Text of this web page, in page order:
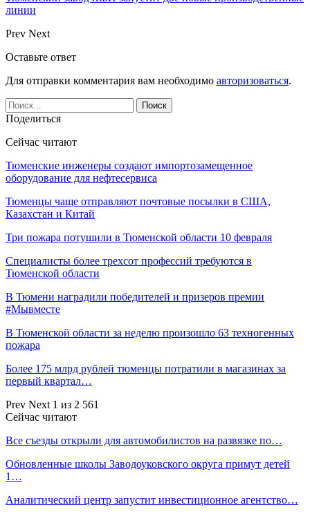
линии
Prev Next
Оставьте ответ
Для отправки комментария вам необходимо авторизоваться.
Поделиться
Сейчас читают
Тюменские инженеры создают импортозамещенное
оборудование для нефтесервиса
Тюменцы чаще отправляют почтовые посылки в США,
Казахстан и Китай
Три пожара потушили в Тюменской области 10 февраля
Специалисты более трехсот профессий требуются в
Тюменской области
В Тюмени наградили победителей и призеров премии
#Мывместе
В Тюменской области за неделю произошло 63 техногенных
пожара
Более 175 млрд рублей тюменцы потратили в магазинах за
первый квартал…
Prev Next 1 из 2 561
Сейчас читают
Все съезды открыли для автомобилистов на развязке по…
Обновленные школы Заводоуковского округа примут детей
1…
Аналитический центр запустит инвестиционное агентство…